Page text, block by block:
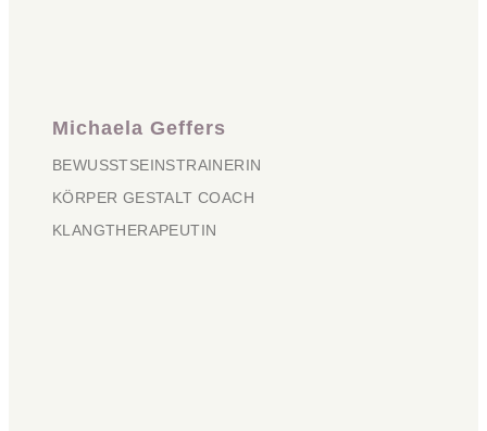
Michaela Geffers
BEWUSSTSEINSTRAINERIN
KÖRPER GESTALT COACH
KLANGTHERAPEUTIN